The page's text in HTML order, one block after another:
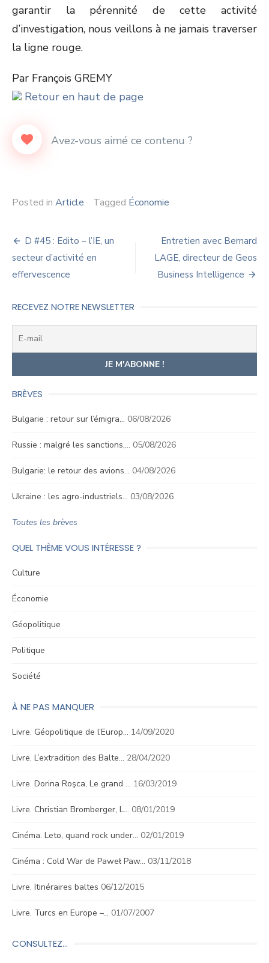
garantir la pérennité de cette activité
d’investigation, nous veillons à ne jamais traverser
la ligne rouge.
Par François GREMY
Retour en haut de page
Posted in Article Tagged Économie
Navigation
de
l’article
D #45 : Edito – l’IE, un
secteur d’activité en
effervescence
Entretien avec Bernard
LAGE, directeur de Geos
Business Intelligence
RECEVEZ NOTRE NEWSLETTER
BRÈVES
Bulgarie : retour sur l’émigra… 06/08/2026
Russie : malgré les sanctions,… 05/08/2026
Bulgarie: le retour des avions… 04/08/2026
Ukraine : les agro-industriels… 03/08/2026
Toutes les brèves
QUEL THÈME VOUS INTÉRESSE ?
Culture
Économie
Géopolitique
Politique
Société
À NE PAS MANQUER
Livre. Géopolitique de l’Europ… 14/09/2020
Livre. L’extradition des Balte… 28/04/2020
Livre. Dorina Roşca, Le grand … 16/03/2019
Livre. Christian Bromberger, L… 08/01/2019
Cinéma. Leto, quand rock under… 02/01/2019
Cinéma : Cold War de Paweł Paw… 03/11/2018
Livre. Itinéraires baltes 06/12/2015
Livre. Turcs en Europe –… 01/07/2007
CONSULTEZ…